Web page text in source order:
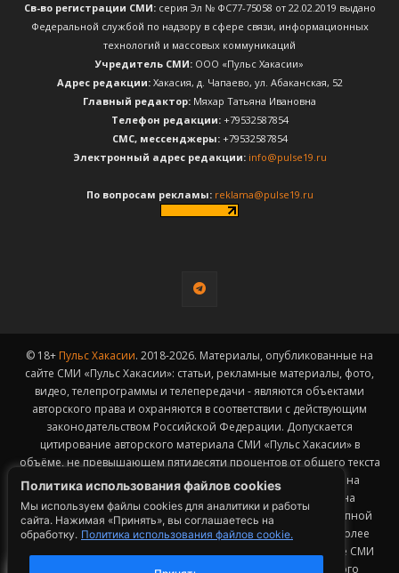
Политика использования файлов cookies
Мы используем файлы cookies для аналитики и работы
сайта. Нажимая «Принять», вы соглашаетесь на
обработку. Политика использования файлов cookie.
Св-во регистрации СМИ:серия Эл № ФС77-75058 от 22.02.2019 выдано
Федеральной службой по надзору в сфере связи, информационных
технологий и массовых коммуникаций
Учредитель СМИ: ООО «Пульс Хакасии»
Адрес редакции:Хакасия, д. Чапаево, ул. Абаканская, 52
Главный редактор: Мяхар Татьяна Ивановна
Телефон редакции:+79532587854
CМС, мессенджеры:+79532587854
Электронный адрес редакции: info@pulse19.ru
По вопросам рекламы: reklama@pulse19.ru
© 18+ Пульс Хакасии. 2018-2026. Материалы, опубликованные на
сайте СМИ «Пульс Хакасии»: статьи, рекламные материалы, фото,
видео, телепрограммы и телепередачи - являются объектами
авторского права и охраняются в соответствии с действующим
законодательством Российской Федерации. Допускается
цитирование авторского материала СМИ «Пульс Хакасии» в
объёме, не превышающем пятидесяти процентов от общего текста
публикации с обязательным размещением гиперссылки на
страницу заимствования материала. Гиперссылка должна
размещаться в тексте цитируемого материала и быть доступной
для индексации поисковыми системами. Заимствование более
50% общего объема материала, опубликованного на сайте СМИ
«Пульс Хакасии», возможно исключительно с письменного